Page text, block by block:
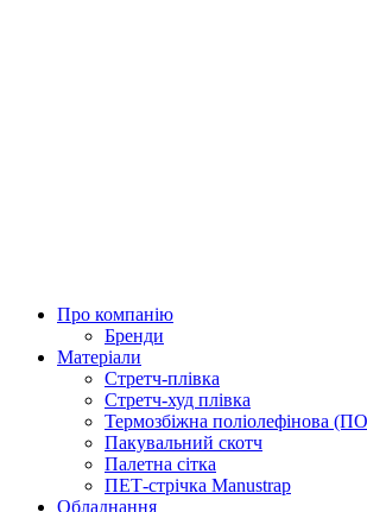
Про компанію
Бренди
Матеріали
Стретч-плівка
Стретч-худ плівка
Термозбіжна поліолефінова
Пакувальний скотч
Палетна сітка
ПЕТ-стрічка Manustrap
Обладнання